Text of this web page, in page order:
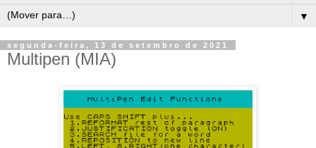
▼
segunda-feira, 13 de setembro de 2021
Multipen (MIA)